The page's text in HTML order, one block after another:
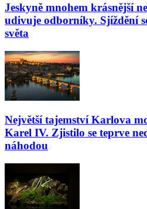
Jeskyně mnohem krásnější
udivuje odborníky. Sjíždění
světa
Největší tajemství Karlova
Karel IV. Zjistilo se teprve
náhodou